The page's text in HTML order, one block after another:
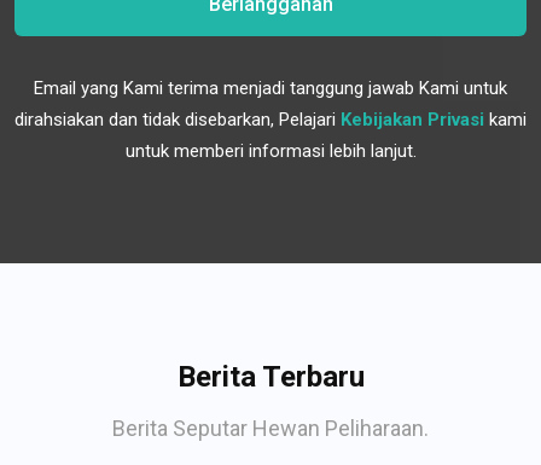
Email yang Kami terima menjadi tanggung jawab Kami untuk
dirahsiakan dan tidak disebarkan, Pelajari Kebijakan Privasi kami
untuk memberi informasi lebih lanjut.
Berita Terbaru
Berita Seputar Hewan Peliharaan.